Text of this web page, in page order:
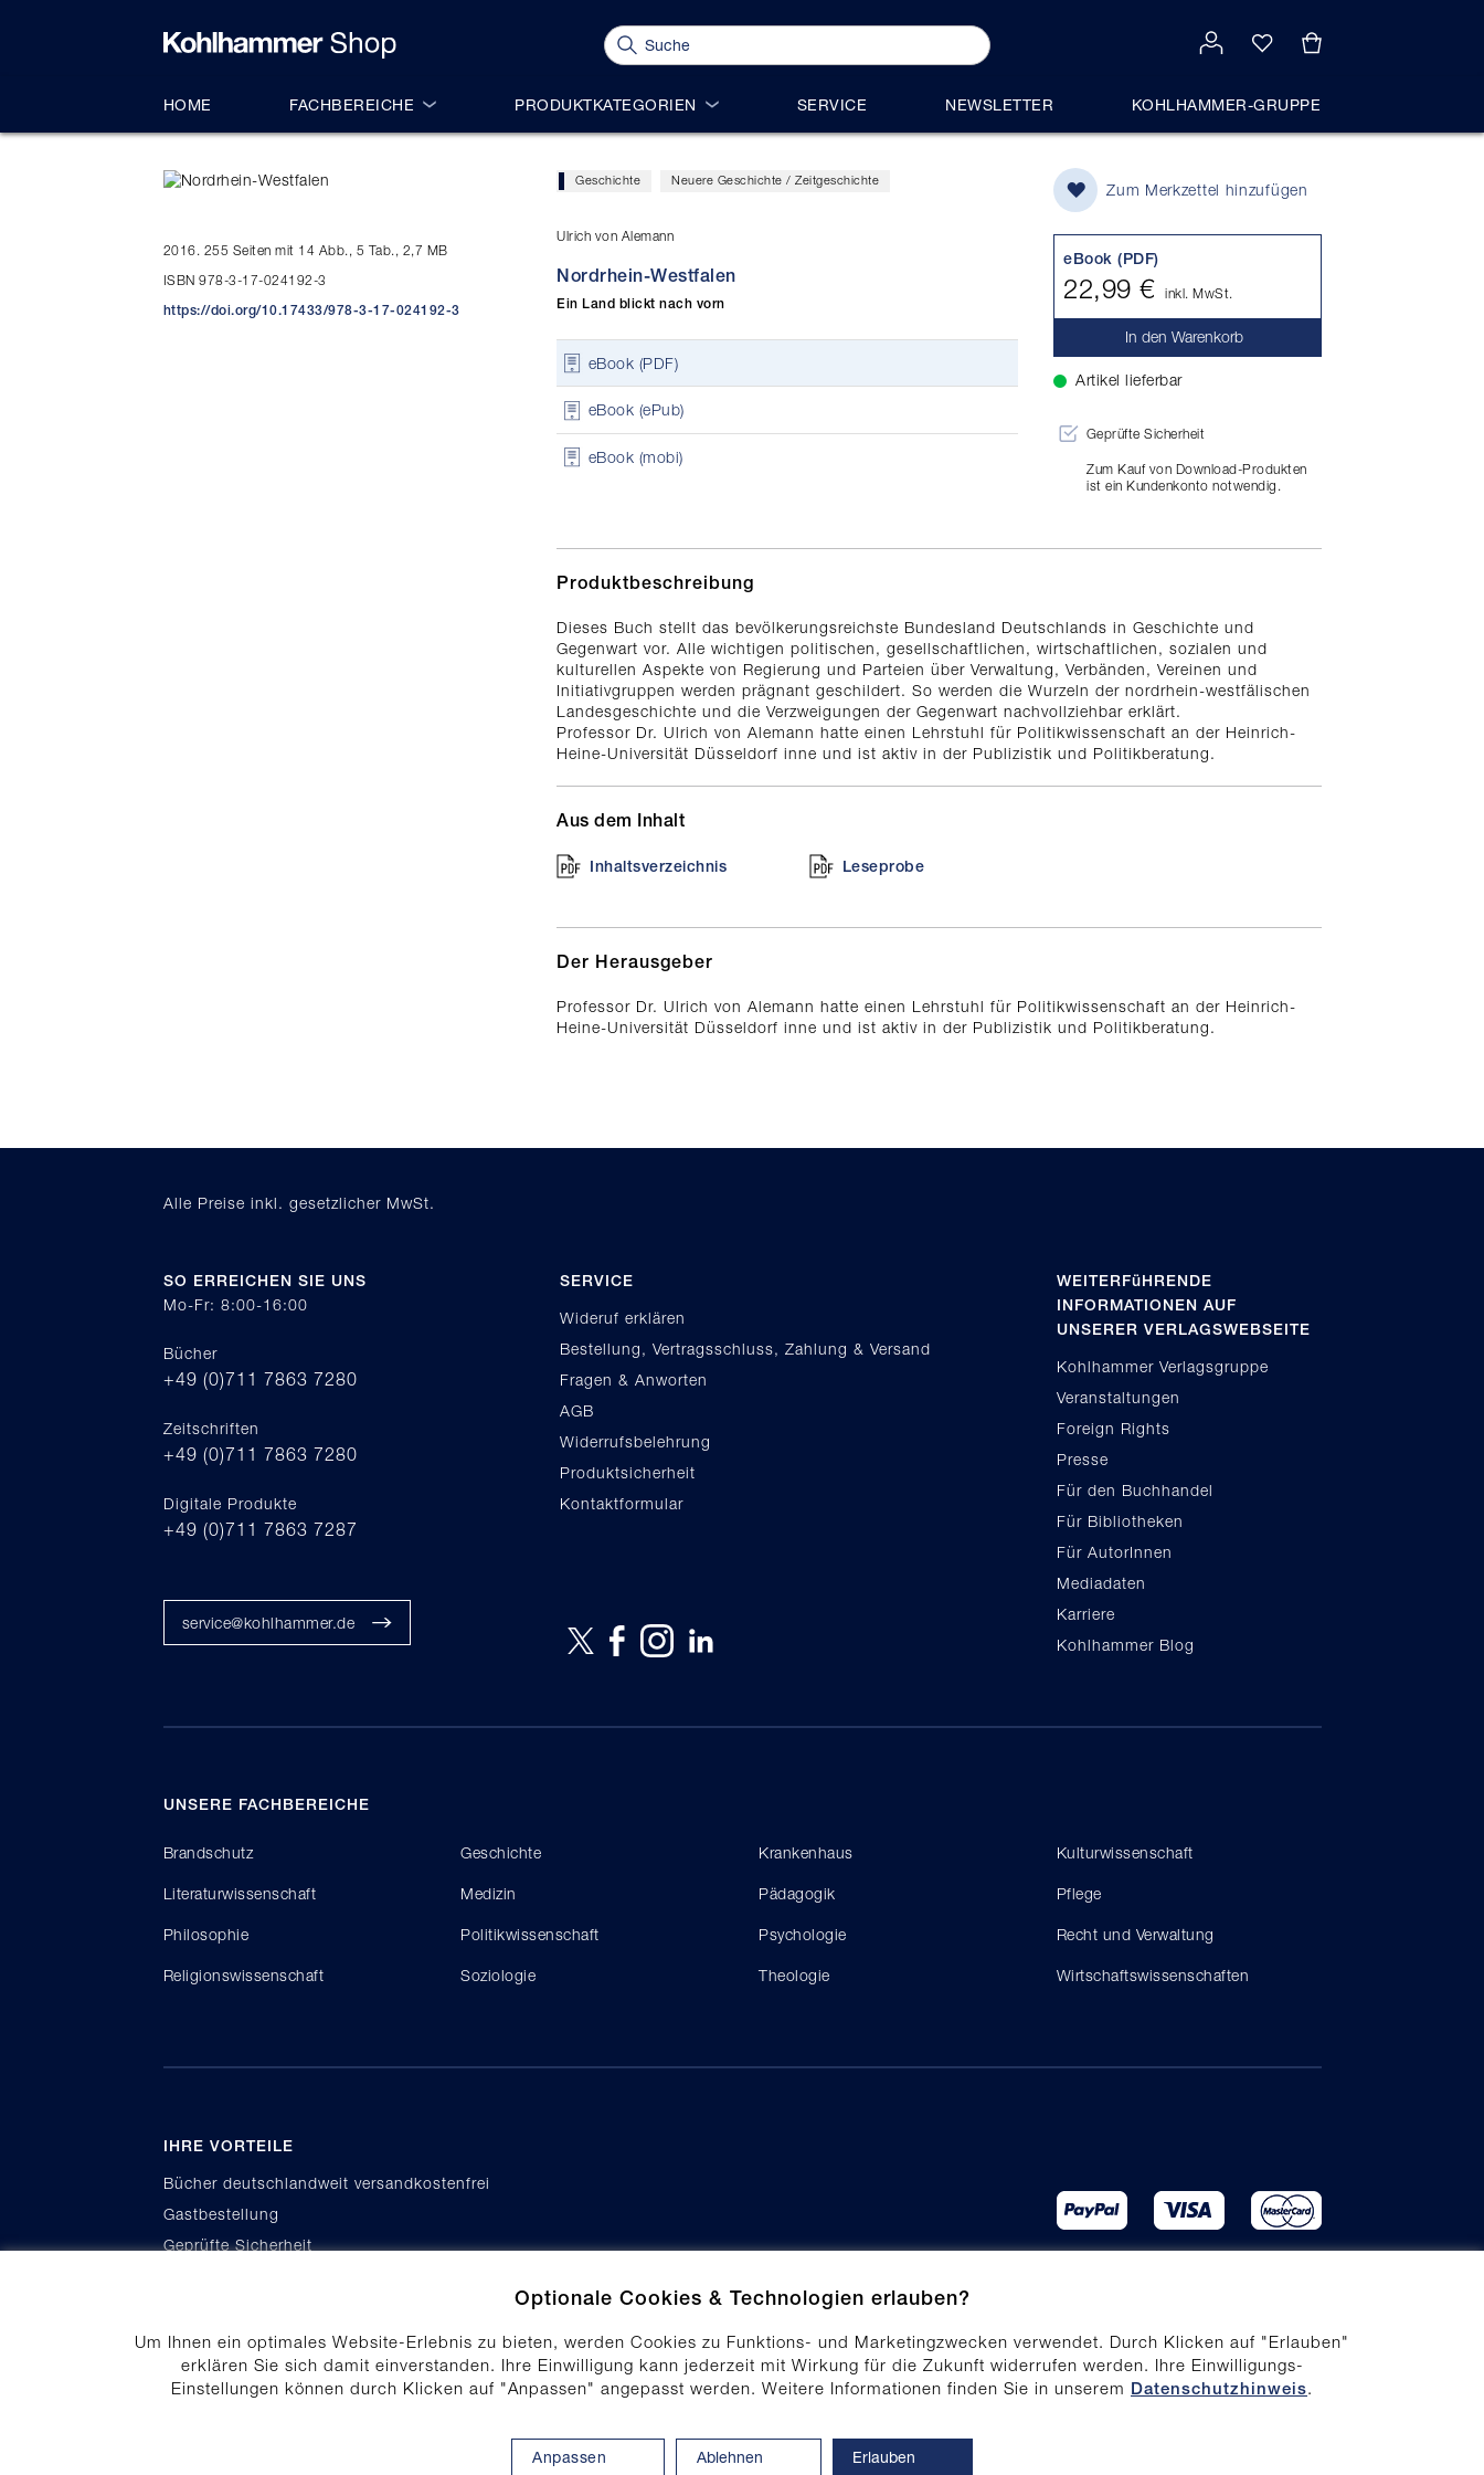
Optionale Cookies & Technologien erlauben?
Um Ihnen ein optimales Website-Erlebnis zu bieten, werden Cookies zu Funktions- und Marketingzwecken verwendet. Durch Klicken auf "Erlauben"
erklären Sie sich damit einverstanden. Ihre Einwilligung kann jederzeit mit Wirkung für die Zukunft widerrufen werden. Ihre Einwilligungs-
Einstellungen können durch Klicken auf "Anpassen" angepasst werden. Weitere Informationen finden Sie in unserem Datenschutzhinweis.
Anpassen Ablehnen Erlauben
HOME FACHBEREICHE PRODUKTKATEGORIEN SERVICE NEWSLETTER KOHLHAMMER-GRUPPE
2016. 255 Seiten mit 14 Abb., 5 Tab., 2,7 MB
ISBN 978-3-17-024192-3
https://doi.org/10.17433/978-3-17-024192-3
Geschichte Neuere Geschichte / Zeitgeschichte
Ulrich von Alemann
Nordrhein-Westfalen
Ein Land blickt nach vorn
eBook (PDF)
eBook (ePub)
eBook (mobi)
Zum Merkzettel hinzufügen
eBook (PDF)
22,99 € inkl. MwSt.
In den Warenkorb
Artikel lieferbar
Geprüfte Sicherheit
Zum Kauf von Download-Produkten
ist ein Kundenkonto notwendig.
Produktbeschreibung
Dieses Buch stellt das bevölkerungsreichste Bundesland Deutschlands in Geschichte und
Gegenwart vor. Alle wichtigen politischen, gesellschaftlichen, wirtschaftlichen, sozialen und
kulturellen Aspekte von Regierung und Parteien über Verwaltung, Verbänden, Vereinen und
Initiativgruppen werden prägnant geschildert. So werden die Wurzeln der nordrhein-westfälischen
Landesgeschichte und die Verzweigungen der Gegenwart nachvollziehbar erklärt.
Professor Dr. Ulrich von Alemann hatte einen Lehrstuhl für Politikwissenschaft an der Heinrich-
Heine-Universität Düsseldorf inne und ist aktiv in der Publizistik und Politikberatung.
Aus dem Inhalt
Inhaltsverzeichnis Leseprobe
Der Herausgeber
Professor Dr. Ulrich von Alemann hatte einen Lehrstuhl für Politikwissenschaft an der Heinrich-
Heine-Universität Düsseldorf inne und ist aktiv in der Publizistik und Politikberatung.
Alle Preise inkl. gesetzlicher MwSt.
SO ERREICHEN SIE UNS
Mo-Fr: 8:00-16:00
Bücher
+49 (0)711 7863 7280
Zeitschriften
+49 (0)711 7863 7280
Digitale Produkte
+49 (0)711 7863 7287
service@kohlhammer.de
SERVICE
Wideruf erklären
Bestellung, Vertragsschluss, Zahlung & Versand
Fragen & Anworten
AGB
Widerrufsbelehrung
Produktsicherheit
Kontaktformular
WEITERFüHRENDE
INFORMATIONEN AUF
UNSERER VERLAGSWEBSEITE
Kohlhammer Verlagsgruppe
Veranstaltungen
Foreign Rights
Presse
Für den Buchhandel
Für Bibliotheken
Für AutorInnen
Mediadaten
Karriere
Kohlhammer Blog
UNSERE FACHBEREICHE
Brandschutz Geschichte Krankenhaus Kulturwissenschaft
Literaturwissenschaft Medizin Pädagogik Pflege
Philosophie Politikwissenschaft Psychologie Recht und Verwaltung
Religionswissenschaft Soziologie Theologie Wirtschaftswissenschaften
IHRE VORTEILE
Bücher deutschlandweit versandkostenfrei
Gastbestellung
Geprüfte Sicherheit